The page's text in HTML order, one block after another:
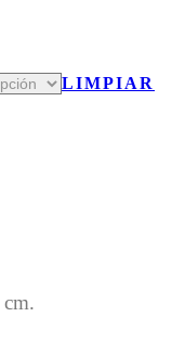
LIMPIAR